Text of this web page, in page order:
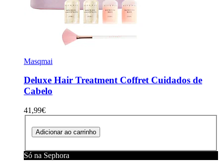
Masqmai
Deluxe Hair Treatment Coffret Cuidados de
Cabelo
41,99€
Adicionar ao carrinho
Só na Sephora